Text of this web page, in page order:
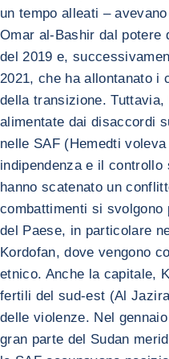
un tempo alleati –
Omar al-Bashir dal potere
del 2019 e,
2021, che ha allontanato i
della transizione.
alimentate dai disaccordi
nelle SAF (Hemedti
indipendenza e il
hanno scatenato un
combattimenti si
del Paese, in particolare
Kordofan, dove vengono
etnico. Anche la capitale,
fertili del sud-est (Al
delle violenze. Nel
gran parte del Sudan